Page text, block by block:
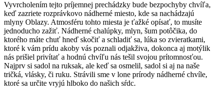
Vyvrcholením tejto príjemnej prechádzky bude bezpochyby chvíľa,
keď zazriete rozprávkovo nádherné miesto, kde sa nachádzajú
mlyny Oblazy. Atmosféru tohto miesta je ťažké opísať, to musíte
jednoducho zažiť. Nádherné chalúpky, mlyn, šum potôčika, do
ktorého máte chuť hneď skočiť a schladiť sa, lúka so zvieratkami,
ktoré k vám prídu akoby vás poznali odjakživa, dokonca aj motýlik
nás prišiel privítať a hodnú chvíľu nás tešil svojou prítomnosťou.
Najprv si sadol na ruksak, ale keď sa osmelil, sadol si aj na naše
tričká, vlásky, či ruku. Strávili sme v lone prírody nádherné chvíle,
ktoré sa určite vryjú hlboko do našich sŕdc.